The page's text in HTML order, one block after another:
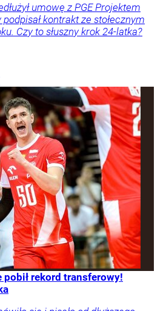
umowę z PGE Projektem
kontrakt ze stołecznym
Czy to słuszny krok 24-latka?
pobił rekord transferowy!